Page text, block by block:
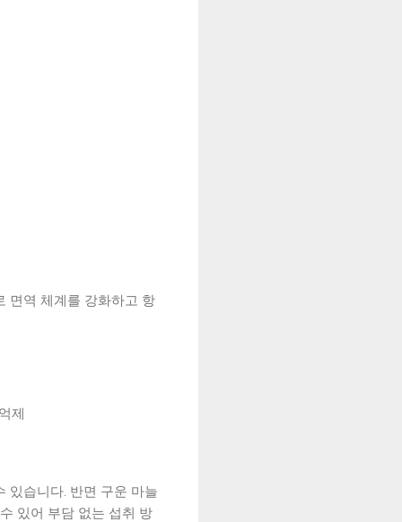
면역 체계를 강화하고 항
제
있습니다. 반면 구운 마늘
있어 부담 없는 섭취 방